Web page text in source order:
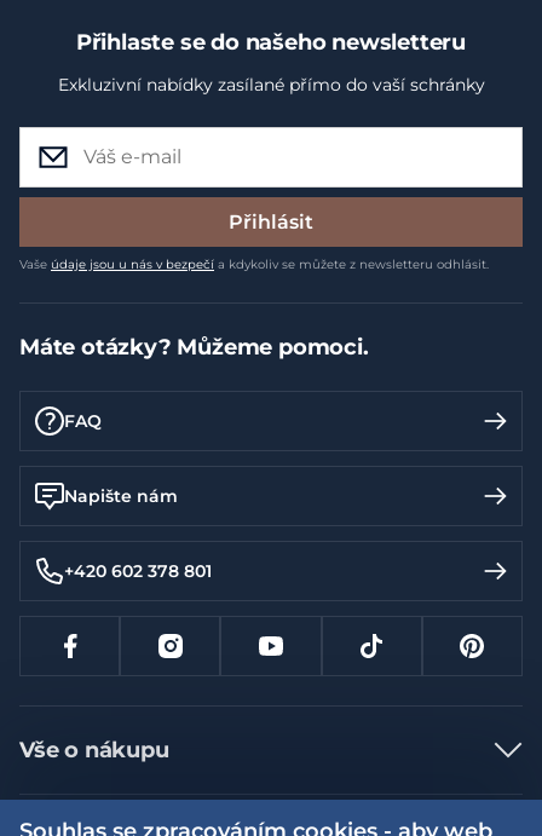
Přihlaste se do našeho newsletteru
Exkluzivní nabídky zasílané přímo do vaší schránky
Přihlásit
Vaše údaje jsou u nás v bezpečí a kdykoliv se můžete z newsletteru odhlásit.
Máte otázky? Můžeme pomoci.
FAQ
Napište nám
+420 602 378 801
Vše o nákupu
Jak nakupovat